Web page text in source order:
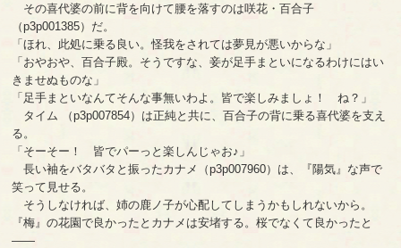
その喜代婆の前に背を向けて腰を落すのは咲花・百合子
（p3p001385）だ。
「ほれ、此処に乗る良い。怪我をされては夢見が悪いからな」
「おやおや、百合子殿。そうですな、妾が足手まといになるわけにはい
きませぬものな」
「足手まといなんてそんな事無いわよ。皆で楽しみましょ！ ね？」
タイム （p3p007854）は正純と共に、百合子の背に乗る喜代婆を支え
る。
「そーそー！ 皆でパーっと楽しんじゃお♪」
長い袖をバタバタと振ったカナメ（p3p007960）は、『陽気』な声で
笑って見せる。
そうしなければ、姉の鹿ノ子が心配してしまうかもしれないから。
『梅』の花園で良かったとカナメは安堵する。桜でなくて良かったと
――